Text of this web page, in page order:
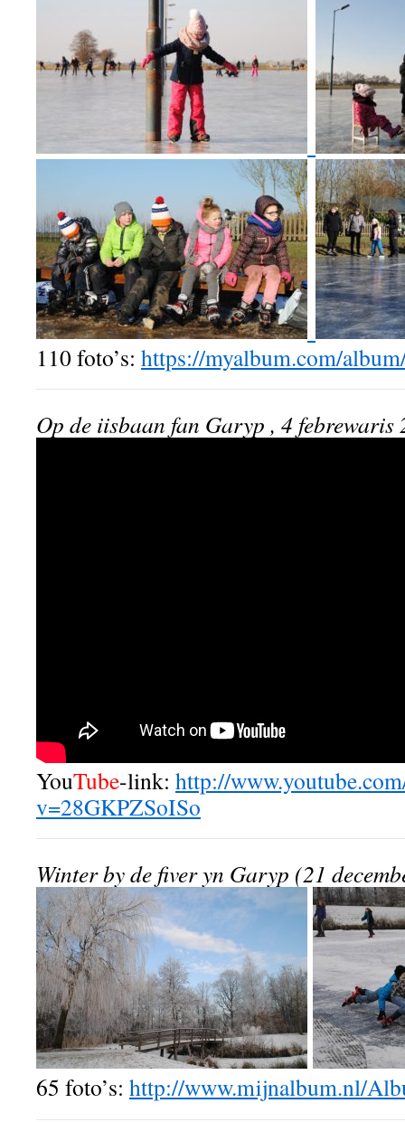
110 foto’s: https://myalbum.com/
Op de iisbaan fan Garyp , 4 febrewaris
YouTube-link: http://
v=28GKPZSoISo
Winter by de fiver yn Garyp (21
65 foto’s: http://www.mijnalbum.nl/